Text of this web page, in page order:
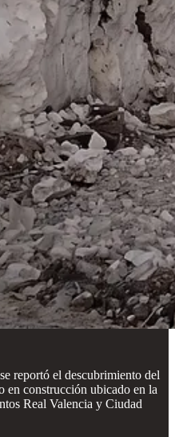
reportó el descubrimiento del
en construcción ubicado en la
Real Valencia y Ciudad